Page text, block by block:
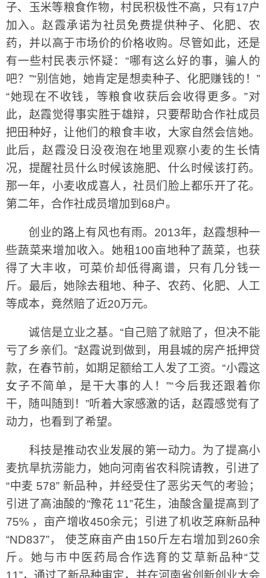
子、玉米等粮食作物，村民积极性不高，只有17户
加入。赵霞承诺为社员免费提供种子、化肥、农
药，并以高于市场价的价格收购。尽管如此，还是
有一些村民表示怀疑：“哪有这么好的事，骗人的
吧？”“别信她，她肯定是想卖种子、化肥赚钱的！”
“她现在不收钱，等粮食收获后会收得更多。”对
此，赵霞觉得事实胜于雄辩，只要帮助合作社成员
把田种好，让他们的粮食丰收，大家自然会信她。
此后，赵霞没日没夜泡在地里观察小麦的生长情
况，提醒社员什么时候该施肥、什么时候该打药。
那一年，小麦收成喜人，社员们脸上都乐开了花。
第二年，合作社成员增加到68户。
创业的路上有风也有雨。2013年，赵霞想种一
些蔬菜来增加收入。她租100亩地种了蔬菜，也获
得了大丰收，可菜价却低得离谱，只有几分钱一
斤。最后，她除去租地、种子、农药、化肥、人工
等成本，竟然赔了近20万元。
诚信是立业之基。“自己赔了就赔了，但决不能
亏了乡亲们。”赵霞说到做到，用县城的房产抵押贷
款，在春节前，如期足额给工人发了工资。“小霞这
女子不简单，是干大事的人！”“今后我还跟着你
干，随叫随到！”听着大家感激的话，赵霞感觉有了
动力，也看到了希望。
科技是推动农业发展的第一动力。为了提高小
麦抗旱抗涝能力，她向河南省农科院请教，引进了
“中麦 578” 新品种，并经受住了恶劣天气的考验；
引进了高油酸的“豫花 11”花生，油酸含量提高到了
75% ，亩产增收450余元；引进了机收芝麻新品种
“ND837”， 使芝麻亩产由150斤左右增加到260余
斤。她与市中医药局合作选育的艾草新品种“艾
11”，通过了新品种审定，并在河南省创新创业大会